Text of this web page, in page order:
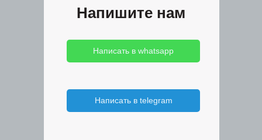
Напишите нам
Написать в telegram
Написать в whatsapp